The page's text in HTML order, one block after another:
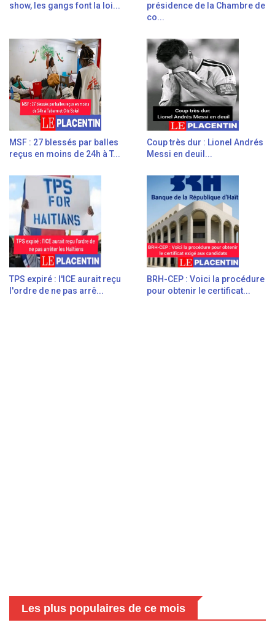
show, les gangs font la loi...
présidence de la Chambre de
co...
MSF : 27 blessés par balles
reçus en moins de 24h à T...
Coup très dur : Lionel Andrés
Messi en deuil...
TPS expiré : l'ICE aurait reçu
l'ordre de ne pas arrê...
BRH-CEP : Voici la procédure
pour obtenir le certificat...
Les plus populaires de ce mois